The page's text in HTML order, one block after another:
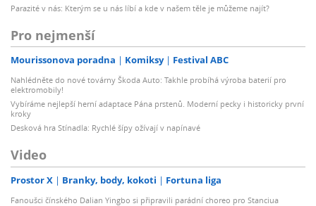
Parazité v nás: Kterým se u nás líbí a kde v našem těle je můžeme najít?
Pro nejmenší
Mourissonova poradna Komiksy Festival ABC
Nahlédněte do nové továrny Škoda Auto: Takhle probíhá výroba baterií pro
elektromobily!
Vybíráme nejlepší herní adaptace Pána prstenů. Moderní pecky i historicky první
kroky
Desková hra Stínadla: Rychlé šípy ožívají v napínavé
Video
Prostor X Branky, body, kokoti Fortuna liga
Fanoušci čínského Dalian Yingbo si připravili parádní choreo pro Stanciua